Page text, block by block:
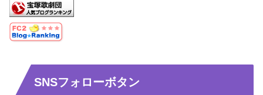
SNSフォローボタン